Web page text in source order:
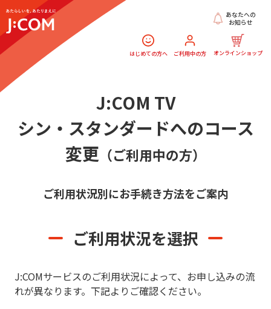
はじめての方へ ご利用中の方 オンラインショップ
あなたへの
お知らせ
J:COM TV
シン・スタンダードへのコース
変更 （ご利用中の方）
ご利用状況別にお手続き方法をご案内
ご利用状況を選択
J:COMサービスのご利用状況によって、お申し込みの流
れが異なります。 下記よりご確認ください。